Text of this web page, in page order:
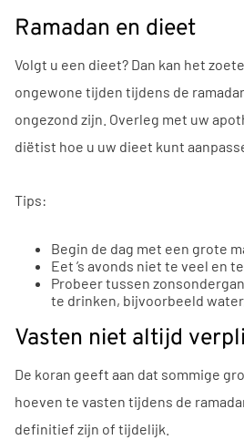
Ramadan en dieet
Volgt u een dieet? Dan kan het
ongewone tijden tijdens de
ongezond zijn. Overleg met uw
diëtist hoe u uw dieet kunt
Tips:
Begin de dag met een grote
Eet ’s avonds niet te veel en
Probeer tussen
te drinken, bijvoorbeeld
Vasten niet altijd
De koran geeft aan dat sommige
hoeven te vasten tijdens de
definitief zijn of tijdelijk.